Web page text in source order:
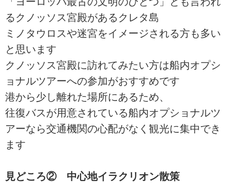
るクノッソス宮殿があるクレタ島
ミノタウロスや迷宮をイメージされる方も多い
と思います
クノッソス宮殿に訪れてみたい方は船内オプシ
ョナルツアーへの参加がおすすめです
港から少し離れた場所にあるため、
往復バスが用意されている船内オプショナルツ
アーなら交通機関の心配がなく観光に集中でき
ます
見どころ② 中心地イラクリオン散策